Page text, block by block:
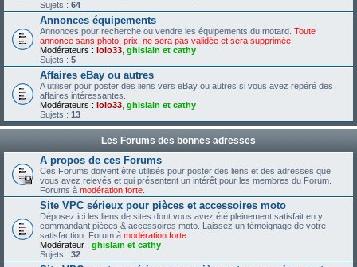
Sujets : 64
Annonces équipements
Annonces pour recherche ou vendre les équipements du motard. Toute
annonce sans photo, prix, ne sera pas validée et sera supprimée.
Modérateurs : lolo33 ghislain et cathy
Sujets : 5
Affaires eBay ou autres
A utiliser pour poster des liens vers eBay ou autres si vous avez repéré des
affaires intéressantes.
Modérateurs : lolo33 ghislain et cathy
Sujets : 13
Les Forums des bonnes adresses
A propos de ces Forums
Ces Forums doivent être utilisés pour poster des liens et des adresses que
vous avez relevés et qui présentent un intérêt pour les membres du Forum.
Forums à modération forte
Site VPC sérieux pour pièces et accessoires moto
Déposez ici les liens de sites dont vous avez été pleinement satisfait en y
commandant pièces & accessoires moto. Laissez un témoignage de votre
satisfaction. Forum à modération forte
Modérateur : ghislain et cathy
Sujets : 32